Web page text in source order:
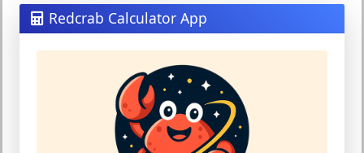
Redcrab Calculator App